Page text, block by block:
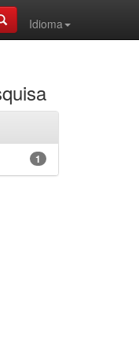
Idioma
1